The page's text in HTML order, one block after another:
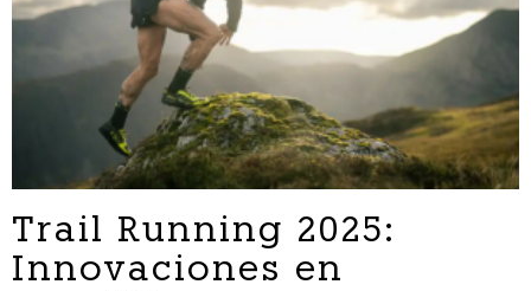
Trail Running 2025:
Innovaciones en